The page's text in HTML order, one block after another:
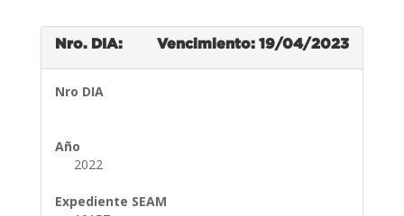
Nro. DIA: Vencimiento: 19/04/2023
Nro DIA
Año
2022
Expediente SEAM